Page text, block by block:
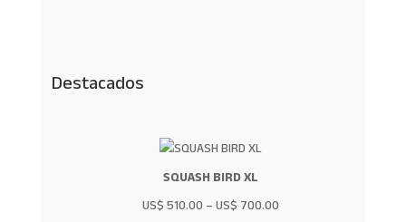
Destacados
SQUASH BIRD XL
US$ 510.00 –US$ 700.00